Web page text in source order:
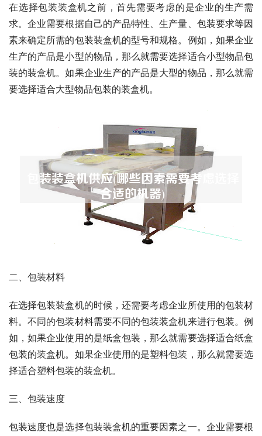
在选择包装装盒机之前，首先需要考虑的是企业的生产需
求。企业需要根据自己的产品特性、生产量、包装要求等因
素来确定所需的包装装盒机的型号和规格。例如，如果企业
生产的产品是小型的物品，那么就需要选择适合小型物品包
装的装盒机。如果企业生产的产品是大型的物品，那么就需
要选择适合大型物品包装的装盒机。
二、包装材料
在选择包装装盒机的时候，还需要考虑企业所使用的包装材
料。不同的包装材料需要不同的包装装盒机来进行包装。例
如，如果企业使用的是纸盒包装，那么就需要选择适合纸盒
包装的装盒机。如果企业使用的是塑料包装，那么就需要选
择适合塑料包装的装盒机。
三、包装速度
包装速度也是选择包装装盒机的重要因素之一。企业需要根